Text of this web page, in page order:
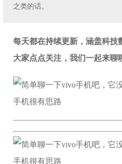
之类的话。
每天都在持续更新，涵盖科技
大家点点关注，我们一起来聊